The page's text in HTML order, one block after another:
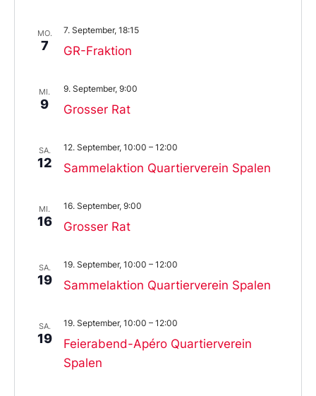
MO.
7 GR-Fraktion
7. September, 18:15
MI.
9 Grosser Rat
9. September, 9:00
SA.
12 Sammelaktion Quartierverein Spalen
12. September, 10:00 – 12:00
MI.
16 Grosser Rat
16. September, 9:00
SA.
19 Sammelaktion Quartierverein Spalen
19. September, 10:00 – 12:00
SA.
19
Feierabend-Apéro Quartierverein
Spalen
19. September, 10:00 – 12:00